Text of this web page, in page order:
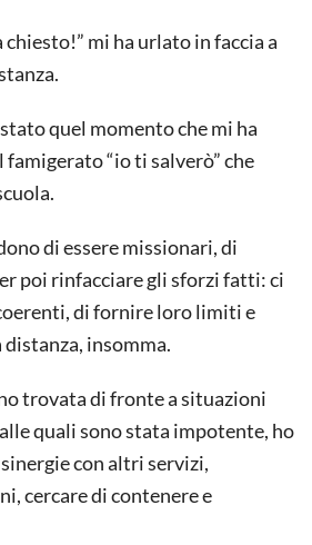
chiesto!” mi ha urlato in faccia a
quel momento che mi ha
“io ti salverò” che
di essere missionari, di
poi rinfacciare gli sforzi fatti: ci
di fornire loro limiti e
insomma.
trovata di fronte a situazioni
quali sono stata impotente, ho
con altri servizi,
cercare di contenere e